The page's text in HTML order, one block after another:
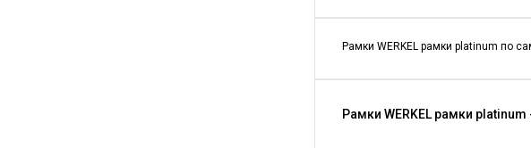
Рамки WERKEL рамки platinum по
Рамки WERKEL рамки